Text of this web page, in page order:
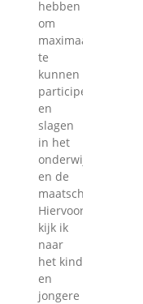
hebben
om
maximaal
te
kunnen
participeren
en
slagen
in het
onderwijs
en de
maatschappij.
Hiervoor
kijk ik
naar
het kind
en
jongere